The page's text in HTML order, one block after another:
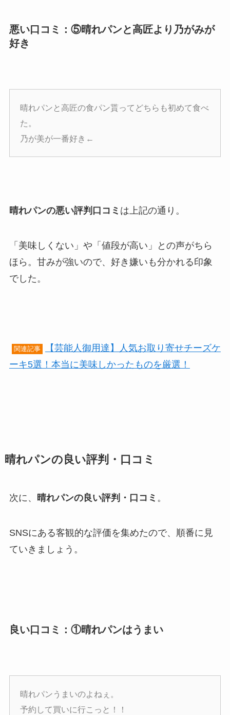
悪い口コミ：⑤晴れパンと高匠より乃がみが
好き
晴れパンと高匠の食パン貰ってどちらも初めて食べ
た。
乃が美が一番好き←
晴れパンの悪い評判口コミ は上記の通り。
「美味しくない」や「値段が高い」との声がちら
ほら。甘みが強いので、好き嫌いも分かれる印象
でした。
関連記事
【芸能人御用達】人気お取り寄せチーズケ
ーキ5選！本当に美味しかったものを厳選！
晴れパンの良い評判・口コミ
次に、 晴れパンの良い評判・口コミ 。
SNSにある客観的な評価を集めたので、順番に見
ていきましょう。
良い口コミ：①晴れパンはうまい
晴れパンうまいのよねぇ。
予約して買いに行こっと！！